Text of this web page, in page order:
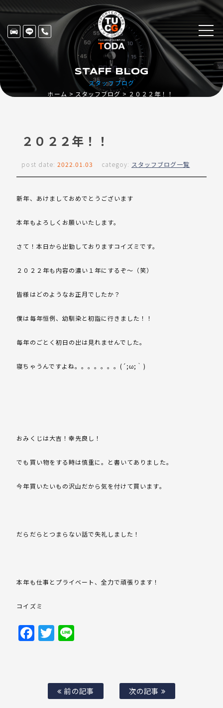
スタッフブログ
STAFF BLOG
ホーム スタッフブログ ２０２２年！！
２０２２年！！
post date: 2022.01.03 categoy: スタッフブログ一覧
新年、あけましておめでとうございます
本年もよろしくお願いいたします。
さて！本日から出勤しておりますコイズミです。
２０２２年も内容の濃い１年にするぞ～（笑）
皆様はどのようなお正月でしたか？
僕は毎年恒例、幼馴染と初詣に行きました！！
毎年のごとく初日の出は見れませんでした。
寝ちゃうんですよね。。。。。。。(´;ω;｀)
おみくじは大吉！幸先良し！
でも買い物をする時は慎重に。と書いてありました。
今年買いたいもの沢山だから気を付けて買います。
だらだらとつまらない話で失礼しました！
本年も仕事とプライベート、全力で頑張ります！
コイズミ
Facebook
Twitter
前の記事 次の記事